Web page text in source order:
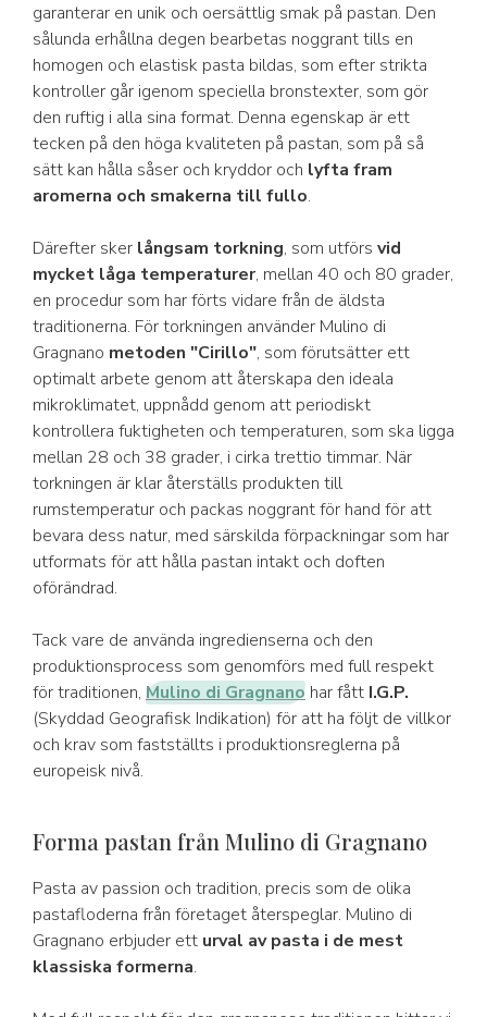
garanterar en unik och oersättlig smak på pastan. Den
sålunda erhållna degen bearbetas noggrant tills en
homogen och elastisk pasta bildas, som efter strikta
kontroller går igenom speciella bronstexter, som gör
den ruftig i alla sina format. Denna egenskap är ett
tecken på den höga kvaliteten på pastan, som på så
sätt kan hålla såser och kryddor och lyfta fram
aromerna och smakerna till fullo.
Därefter sker långsam torkning, som utförs vid
mycket låga temperaturer, mellan 40 och 80 grader,
en procedur som har förts vidare från de äldsta
traditionerna. För torkningen använder Mulino di
Gragnano metoden "Cirillo", som förutsätter ett
optimalt arbete genom att återskapa den ideala
mikroklimatet, uppnådd genom att periodiskt
kontrollera fuktigheten och temperaturen, som ska ligga
mellan 28 och 38 grader, i cirka trettio timmar. När
torkningen är klar återställs produkten till
rumstemperatur och packas noggrant för hand för att
bevara dess natur, med särskilda förpackningar som har
utformats för att hålla pastan intakt och doften
oförändrad.
Tack vare de använda ingredienserna och den
produktionsprocess som genomförs med full respekt
för traditionen, Mulino di Gragnano har fått I.G.P.
(Skyddad Geografisk Indikation) för att ha följt de villkor
och krav som fastställts i produktionsreglerna på
europeisk nivå.
Forma pastan från Mulino di Gragnano
Pasta av passion och tradition, precis som de olika
pastafloderna från företaget återspeglar. Mulino di
Gragnano erbjuder ett urval av pasta i de mest
klassiska formerna.